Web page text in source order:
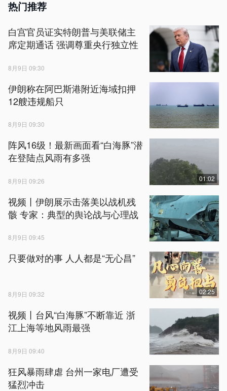
热门推荐
白宫官员证实特朗普与美联储主
席定期通话 强调尊重央行独立性
8月9日 09:30
伊朗称在阿巴斯港附近海域扣押
12艘违规船只
8月9日 09:30
阵风16级！最新画面看“白海豚”潜
在登陆点风雨有多强
8月9日 09:26 01:02
视频丨伊朗展示击落美以战机残
骸 专家：典型的舆论战与心理战
8月9日 09:45
只要做对的事 人人都是“无心昌”
8月9日 09:32 02:25
视频丨台风“白海豚”不断靠近 浙
江上海等地风雨最强
8月9日 09:40
狂风暴雨肆虐 台州一家电厂遭受
猛烈冲击